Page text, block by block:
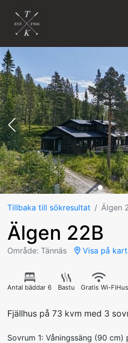
Tillbaka till sökresultat Älgen
Älgen 22B
Område: Tännäs Visa på
Antal bäddar 6 Bastu Gratis Wi-Fi
Fjällhus på 73 kvm med 3
Sovrum 1: Våningssäng (90 cm)